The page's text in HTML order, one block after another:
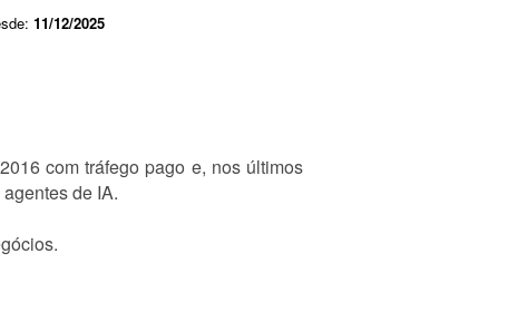
11/12/2025
com tráfego pago e, nos últimos
de IA.